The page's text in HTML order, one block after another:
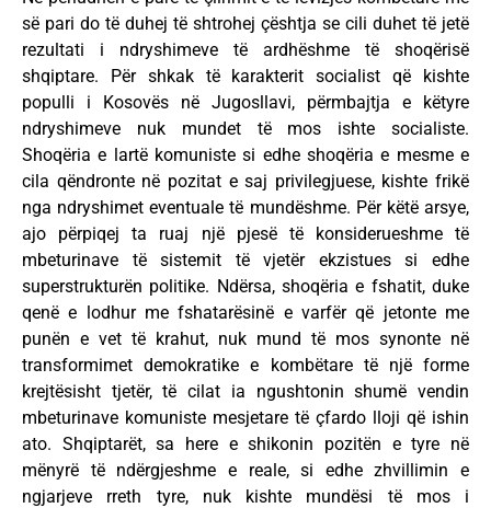
së pari do të duhej të shtrohej çështja se cili duhet të jetë
rezultati i ndryshimeve të ardhëshme të shoqërisë
shqiptare. Për shkak të karakterit socialist që kishte
populli i Kosovës në Jugosllavi, përmbajtja e këtyre
ndryshimeve nuk mundet të mos ishte socialiste.
Shoqëria e lartë komuniste si edhe shoqëria e mesme e
cila qëndronte në pozitat e saj privilegjuese, kishte frikë
nga ndryshimet eventuale të mundëshme. Për këtë arsye,
ajo përpiqej ta ruaj një pjesë të konsiderueshme të
mbeturinave të sistemit të vjetër ekzistues si edhe
superstrukturën politike. Ndërsa, shoqëria e fshatit, duke
qenë e lodhur me fshatarësinë e varfër që jetonte me
punën e vet të krahut, nuk mund të mos synonte në
transformimet demokratike e kombëtare të një forme
krejtësisht tjetër, të cilat ia ngushtonin shumë vendin
mbeturinave komuniste mesjetare të çfardo lloji që ishin
ato. Shqiptarët, sa here e shikonin pozitën e tyre në
mënyrë të ndërgjeshme e reale, si edhe zhvillimin e
ngjarjeve rreth tyre, nuk kishte mundësi të mos i